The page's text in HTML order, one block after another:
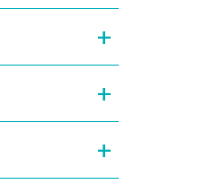
+
+
+